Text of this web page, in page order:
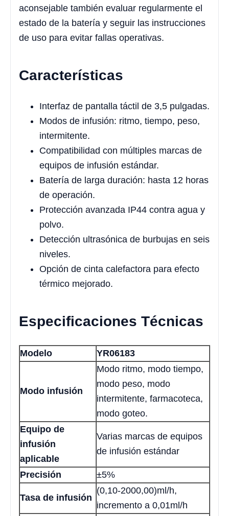
aconsejable también evaluar regularmente el
estado de la batería y seguir las instrucciones
de uso para evitar fallas operativas.
Características
Interfaz de pantalla táctil de 3,5 pulgadas.
Modos de infusión: ritmo, tiempo, peso,
intermitente.
Compatibilidad con múltiples marcas de
equipos de infusión estándar.
Batería de larga duración: hasta 12 horas
de operación.
Protección avanzada IP44 contra agua y
polvo.
Detección ultrasónica de burbujas en seis
niveles.
Opción de cinta calefactora para efecto
térmico mejorado.
Especificaciones Técnicas
Modelo YR06183
Modo infusión
Modo ritmo, modo tiempo,
modo peso, modo
intermitente, farmacoteca,
modo goteo.
Equipo de
infusión
aplicable
Varias marcas de equipos
de infusión estándar
Precisión ±5%
Tasa de infusión
(0,10-2000,00)ml/h,
incremento a 0,01ml/h